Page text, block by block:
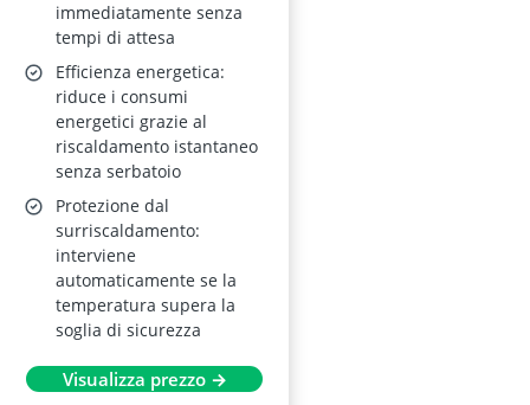
immediatamente senza
tempi di attesa
Efficienza energetica:
riduce i consumi
energetici grazie al
riscaldamento istantaneo
senza serbatoio
Protezione dal
surriscaldamento:
interviene
automaticamente se la
temperatura supera la
soglia di sicurezza
Visualizza prezzo →